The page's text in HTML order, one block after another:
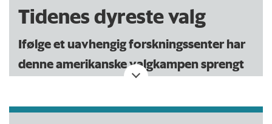
Tidenes dyreste valg
Ifølge et uavhengig forskningssenter har
denne amerikanske valgkampen sprengt
alle tidligere rekorder.
– Dette blir tidenes første fem milliarder